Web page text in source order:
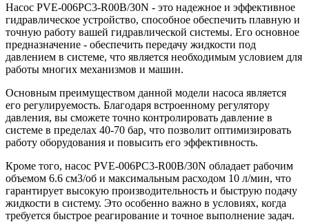
Насос PVE-006PC3-R00B/30N - это надежное и эффективное
гидравлическое устройство, способное обеспечить плавную и
точную работу вашей гидравлической системы. Его основное
предназначение - обеспечить передачу жидкости под
давлением в системе, что является необходимым условием для
работы многих механизмов и машин.
Основным преимуществом данной модели насоса является
его регулируемость. Благодаря встроенному регулятору
давления, вы сможете точно контролировать давление в
системе в пределах 40-70 бар, что позволит оптимизировать
работу оборудования и повысить его эффективность.
Кроме того, насос PVE-006PC3-R00B/30N обладает рабочим
объемом 6.6 см3/об и максимальным расходом 10 л/мин, что
гарантирует высокую производительность и быструю подачу
жидкости в систему. Это особенно важно в условиях, когда
требуется быстрое реагирование и точное выполнение задач.